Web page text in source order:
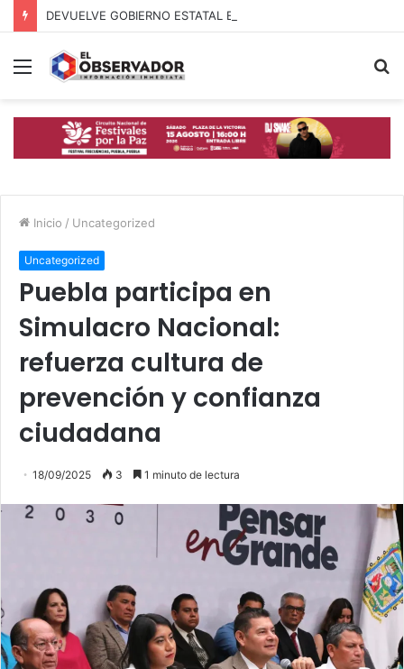
Menú
Inicio / Uncategorized
Uncategorized
Puebla participa en
Simulacro Nacional:
refuerza cultura de
prevención y confianza
ciudadana
18/09/2025 3 1 minuto de lectura